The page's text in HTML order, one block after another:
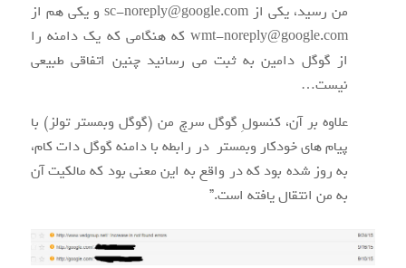
من رسید، یکی از sc-noreply@google.comو یکی هم از
wmt-noreply@google.comکه هنگامی که یک دامنه را
از گوگل دامین به ثبت می رسانید چنین اتفاقی طبیعی
نیست…
علاوه بر آن، کنسولِ گوگل سرچ من (گوگل وبمستر تولز) با
پیام های خودکار وبمستر در رابطه با دامنه گوگل دات کام،
به روز شده بود که در واقع به این معنی بود که مالکیت آن
به من انتقال یافته است.”